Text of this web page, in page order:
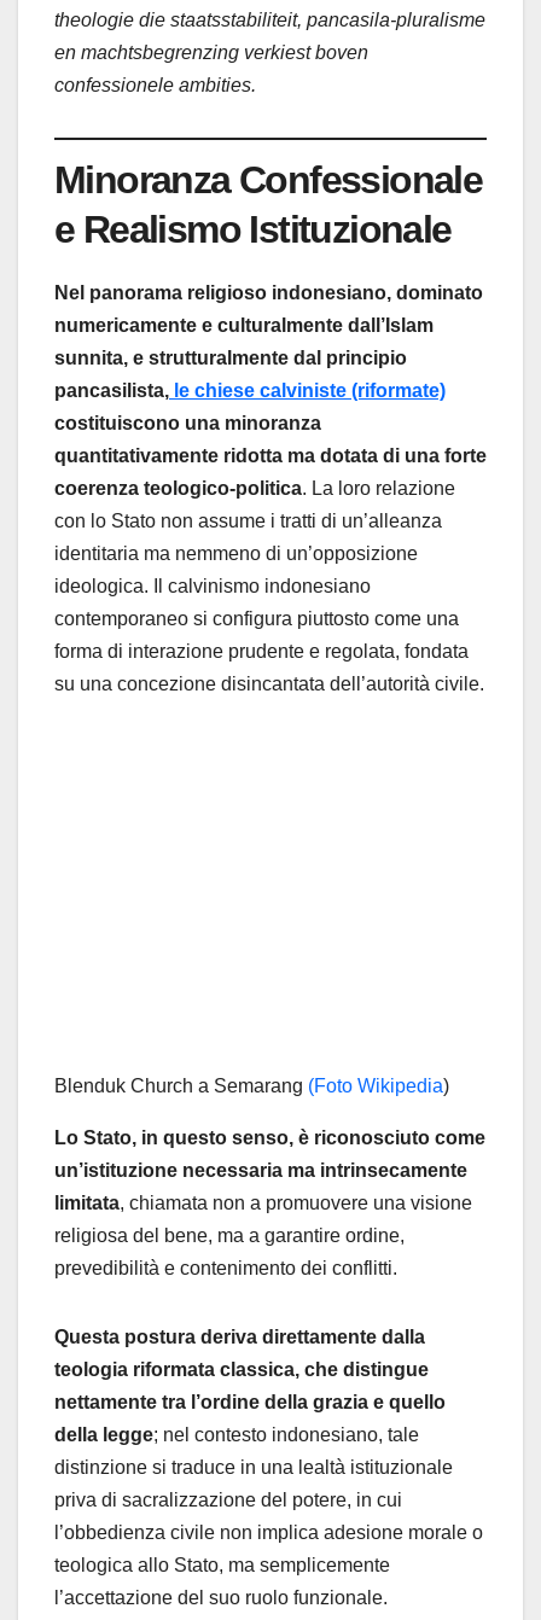
theologie die staatsstabiliteit, pancasila-pluralisme
en machtsbegrenzing verkiest boven
confessionele ambities.
Minoranza Confessionale
e Realismo Istituzionale
Nel panorama religioso indonesiano, dominato
numericamente e culturalmente dall’Islam
sunnita, e strutturalmente dal principio
pancasilista, le chiese calviniste (riformate)
costituiscono una minoranza
quantitativamente ridotta ma dotata di una forte
coerenza teologico-politica. La loro relazione
con lo Stato non assume i tratti di un’alleanza
identitaria ma nemmeno di un’opposizione
ideologica. Il calvinismo indonesiano
contemporaneo si configura piuttosto come una
forma di interazione prudente e regolata, fondata
su una concezione disincantata dell’autorità civile.
Blenduk Church a Semarang (Foto Wikipedia)
Lo Stato, in questo senso, è riconosciuto come
un’istituzione necessaria ma intrinsecamente
limitata, chiamata non a promuovere una visione
religiosa del bene, ma a garantire ordine,
prevedibilità e contenimento dei conflitti.
Questa postura deriva direttamente dalla
teologia riformata classica, che distingue
nettamente tra l’ordine della grazia e quello
della legge; nel contesto indonesiano, tale
distinzione si traduce in una lealtà istituzionale
priva di sacralizzazione del potere, in cui
l’obbedienza civile non implica adesione morale o
teologica allo Stato, ma semplicemente
l’accettazione del suo ruolo funzionale.